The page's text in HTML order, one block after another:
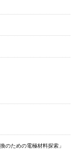
のための電極材料探索」